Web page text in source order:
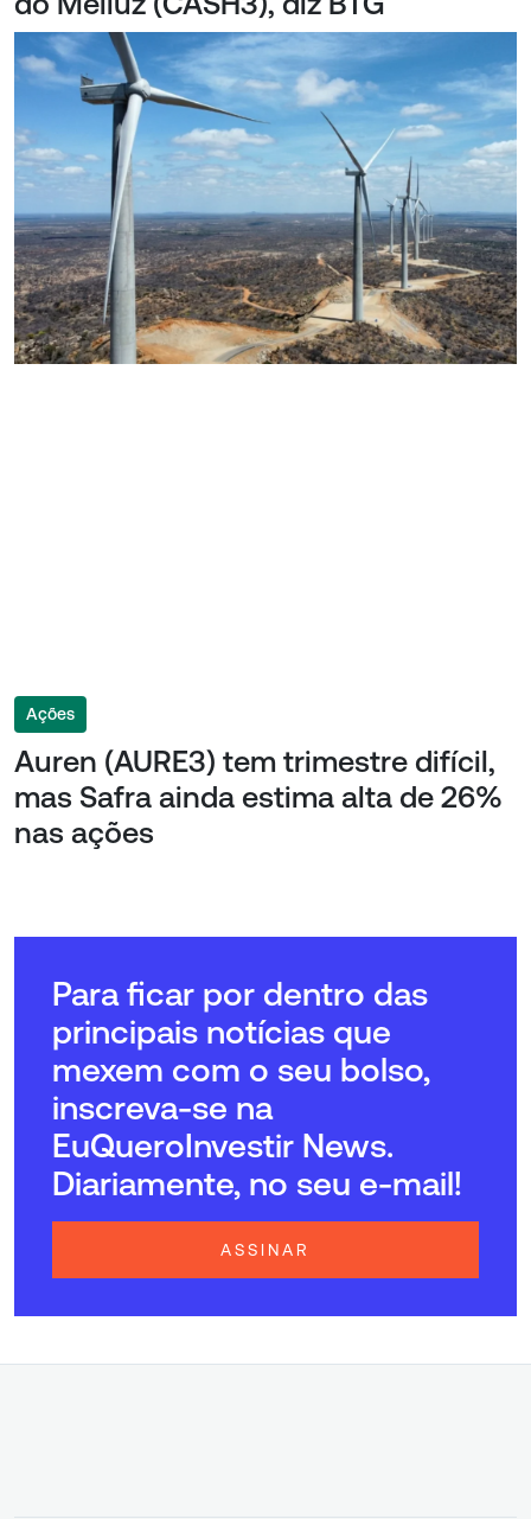
Ações
Auren (AURE3) tem trimestre difícil,
mas Safra ainda estima alta de 26%
nas ações
Para ficar por dentro das
principais notícias que
mexem com o seu bolso,
inscreva-se na
EuQueroInvestir News.
Diariamente, no seu e-mail!
ASSINAR